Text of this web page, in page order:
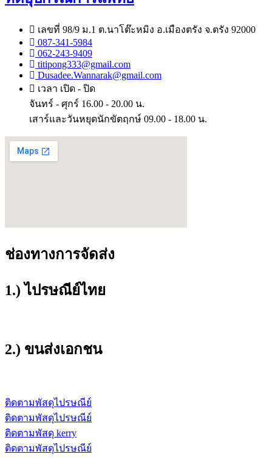
เลขที่ 98/9 ม.1 ต.นาโต๊ะหมิง อ.เมืองตรัง จ.ตรัง 92000
087-341-5984
062-243-9409
titipong333@gmail.com
Dusadee.Wannarak@gmail.com
เวลา เปิด - ปิด
จันทร์ - ศุกร์ 16.00 - 20.00 น.
เสาร์และวันหยุดนักขัตฤกษ์ 09.00 - 18.00 น.
ช่องทางการจัดส่ง
1.) ไปรษณีย์ไทย
2.) ขนส่งเอกชน
ติดตามพัสดุไปรษณีย์
ติดตามพัสดุไปรษณีย์
ติดตามพัสดุ kerry
ติดตามพัสดุไปรษณีย์